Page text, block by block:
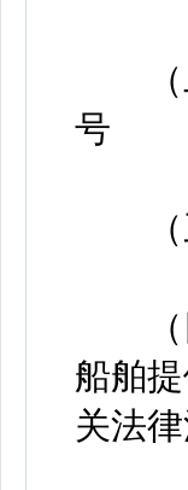
（二
号
（三
（四
船舶
关法